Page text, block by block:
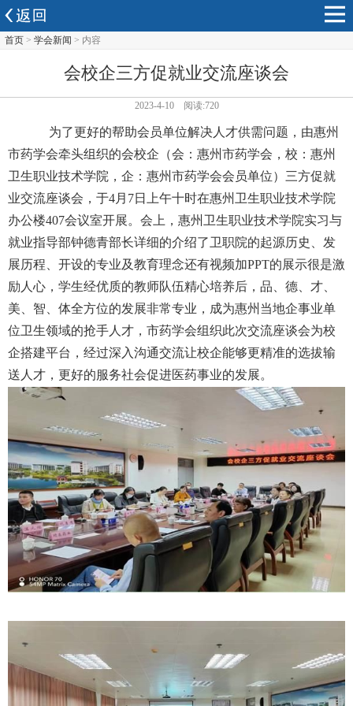
首页 > 学会新闻 > 内容
会校企三方促就业交流座谈会
2023-4-10 阅读:720
为了更好的帮助会员单位解决人才供需问题，由惠州
市药学会牵头组织的会校企（会：惠州市药学会，校：惠州
卫生职业技术学院，企：惠州市药学会会员单位）三方促就
业交流座谈会，于4月7日上午十时在惠州卫生职业技术学院
办公楼407会议室开展。会上，惠州卫生职业技术学院实习与
就业指导部钟德青部长详细的介绍了卫职院的起源历史、发
展历程、开设的专业及教育理念还有视频加PPT的展示很是激
励人心，学生经优质的教师队伍精心培养后，品、德、才、
美、智、体全方位的发展非常专业，成为惠州当地企事业单
位卫生领域的抢手人才，市药学会组织此次交流座谈会为校
企搭建平台，经过深入沟通交流让校企能够更精准的选拔输
送人才，更好的服务社会促进医药事业的发展。